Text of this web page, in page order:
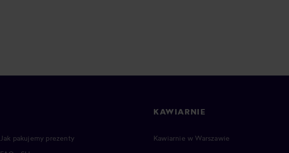
Jak pakujemy prezenty
KAWIARNIE
Kawiarnie w Warszawie